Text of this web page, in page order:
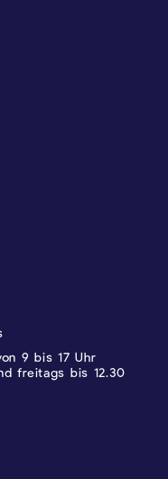
9 bis 17 Uhr
freitags bis 12.30
UND